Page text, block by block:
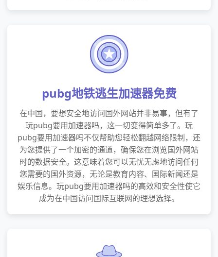
pubg地铁逃生加速器免费
在中国，要想安全地访问国外网站并非易事，但有了
玩pubg要用加速器吗，这一切变得简单多了。玩
pubg要用加速器吗不仅帮助您轻松翻越网络限制，还
为您提供了一个加密的通道，确保您在浏览国外网站
时的数据安全。这意味着您可以无忧无虑地访问任何
您需要的国外资源，无论是教育内容、国际新闻还是
娱乐信息。玩pubg要用加速器吗的高效和安全性使它
成为在中国访问国际互联网的理想选择。